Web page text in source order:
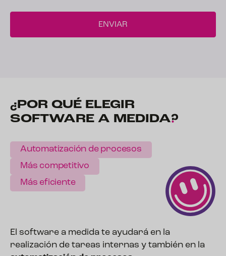
¿POR QUÉ ELEGIR
SOFTWARE A MEDIDA?
Automatización de procesos
Más competitivo
Más eficiente
El software a medida te ayudará en la
realización de tareas internas y también en la